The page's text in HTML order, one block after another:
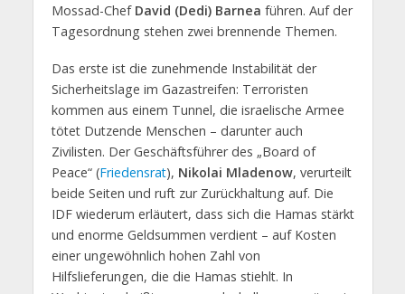
Mossad-Chef David (Dedi) Barnea führen. Auf der
Tagesordnung stehen zwei brennende Themen.
Das erste ist die zunehmende Instabilität der
Sicherheitslage im Gazastreifen: Terroristen
kommen aus einem Tunnel, die israelische Armee
tötet Dutzende Menschen – darunter auch
Zivilisten. Der Geschäftsführer des „Board of
Peace“ (Friedensrat), Nikolai Mladenow, verurteilt
beide Seiten und ruft zur Zurückhaltung auf. Die
IDF wiederum erläutert, dass sich die Hamas stärkt
und enorme Geldsummen verdient – auf Kosten
einer ungewöhnlich hohen Zahl von
Hilfslieferungen, die die Hamas stiehlt. In